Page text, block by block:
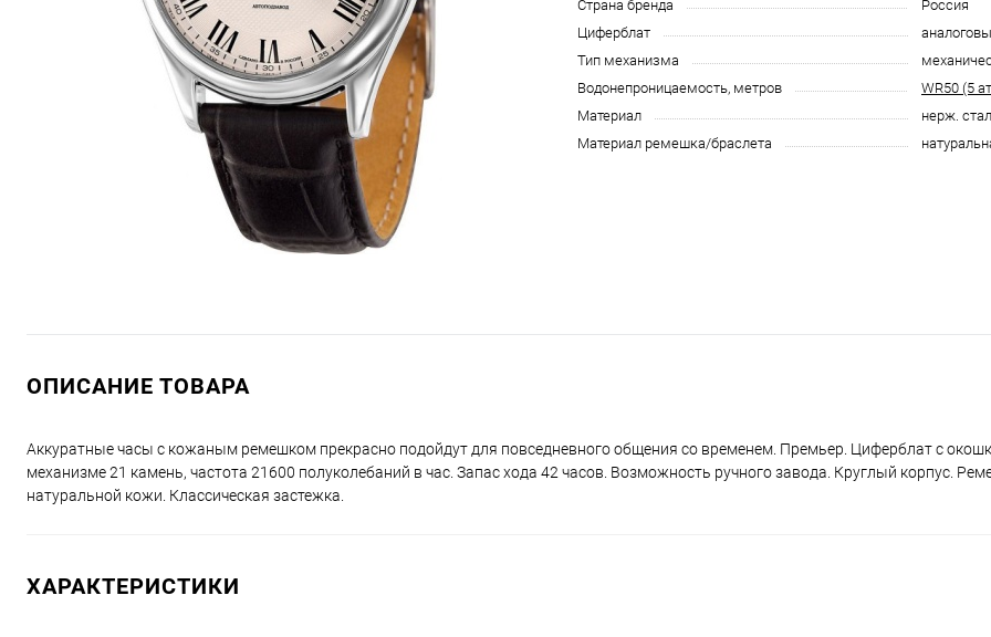
Страна бренда
Россия
Циферблат
Тип механизма
Водонепроницаемость, метров
WR50 (5
Материал
нерж.
Материал ремешка/браслета
ОПИСАНИЕ ТОВАРА
Аккуратные часы с кожаным ремешком прекрасно подойдут для повседневного общения со временем. Премьер. Циферблат с
механизме 21 камень, частота 21600 полуколебаний в час. Запас хода 42 часов. Возможность ручного завода. Круглый корпус.
натуральной кожи. Классическая застежка.
ХАРАКТЕРИСТИКИ